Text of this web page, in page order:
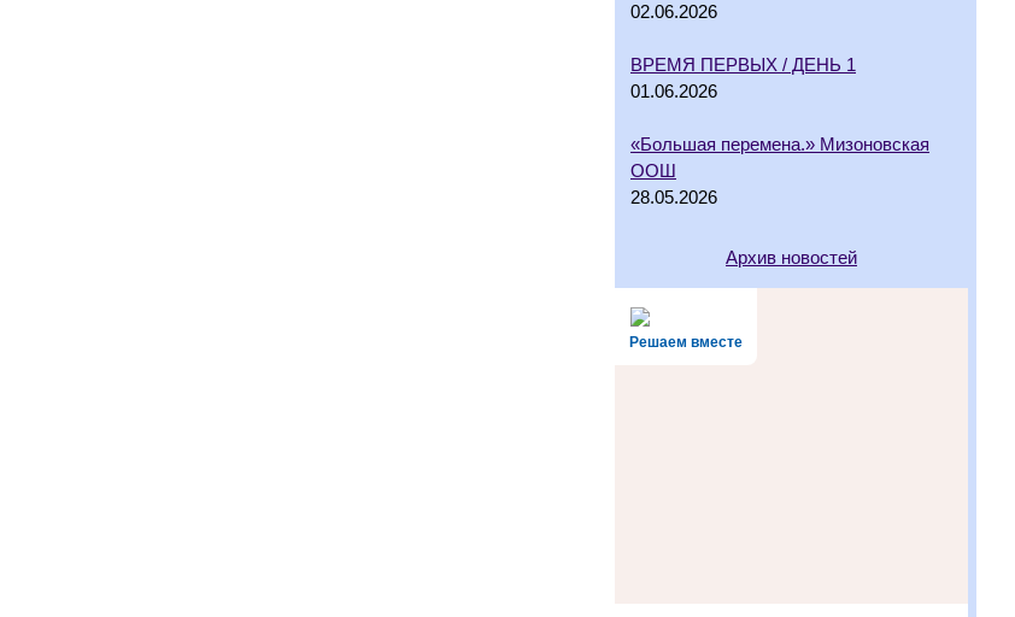
02.06.2026
ВРЕМЯ ПЕРВЫХ / ДЕНЬ 1
01.06.2026
«Большая перемена.» Мизоновская
ООШ
28.05.2026
Архив новостей
Решаем вместе